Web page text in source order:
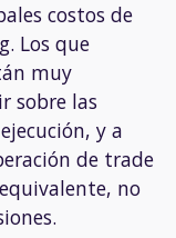
costos de
Los que
muy
sobre las
y a
de trade
no